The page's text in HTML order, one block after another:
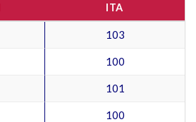
ITA
103
100
101
100